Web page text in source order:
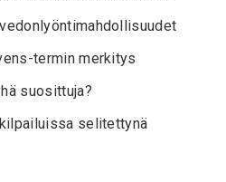
termin merkitys
suosittuja?
selitettynä